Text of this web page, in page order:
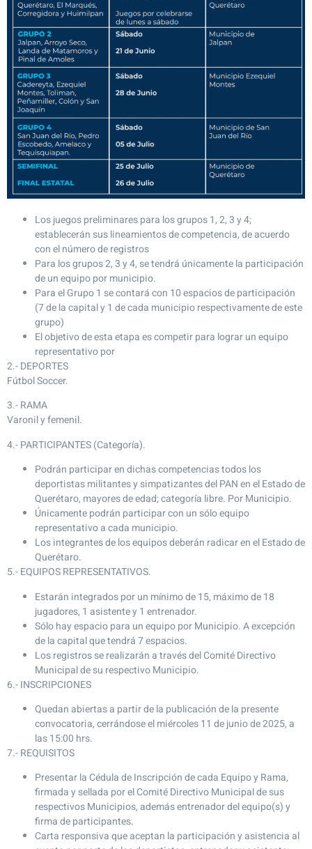
Los juegos preliminares para los grupos 1, 2, 3 y 4;
establecerán sus lineamientos de competencia, de acuerdo
con el número de registros
Para los grupos 2, 3 y 4, se tendrá únicamente la participación
de un equipo por municipio.
Para el Grupo 1 se contará con 10 espacios de participación
(7 de la capital y 1 de cada municipio respectivamente de este
grupo)
El objetivo de esta etapa es competir para lograr un equipo
representativo por
2.- DEPORTES
Fútbol Soccer.
3.- RAMA
Varonil y femenil.
4.- PARTICIPANTES (Categoría).
Podrán participar en dichas competencias todos los
deportistas militantes y simpatizantes del PAN en el Estado de
Querétaro, mayores de edad; categoría libre. Por Municipio.
Únicamente podrán participar con un sólo equipo
representativo a cada municipio.
Los integrantes de los equipos deberán radicar en el Estado de
Querétaro.
5.- EQUIPOS REPRESENTATIVOS.
Estarán integrados por un mínimo de 15, máximo de 18
jugadores, 1 asistente y 1 entrenador.
Sólo hay espacio para un equipo por Municipio. A excepción
de la capital que tendrá 7 espacios.
Los registros se realizarán a través del Comité Directivo
Municipal de su respectivo Municipio.
6.- INSCRIPCIONES
Quedan abiertas a partir de la publicación de la presente
convocatoria, cerrándose el miércoles 11 de junio de 2025, a
las 15:00 hrs.
7.- REQUISITOS
Presentar la Cédula de Inscripción de cada Equipo y Rama,
firmada y sellada por el Comité Directivo Municipal de sus
respectivos Municipios, además entrenador del equipo(s) y
firma de participantes.
Carta responsiva que aceptan la participación y asistencia al